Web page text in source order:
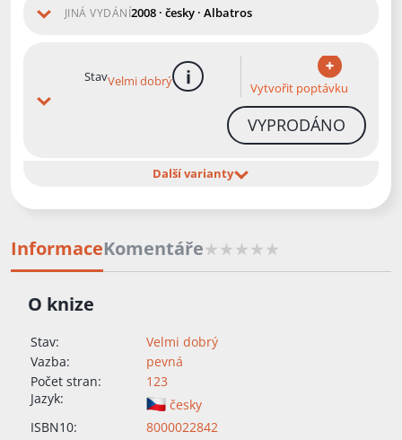
JINÁ VYDÁNÍ2008 · česky · Albatros
StavVelmi dobrý více informacíVytvořit poptávku
VYPRODÁNO
Další varianty
InformaceKomentáře
O knize
Stav:
Velmi dobrý
Vazba:
pevná
Počet stran:
123
Jazyk:
česky
ISBN10:
8000022842